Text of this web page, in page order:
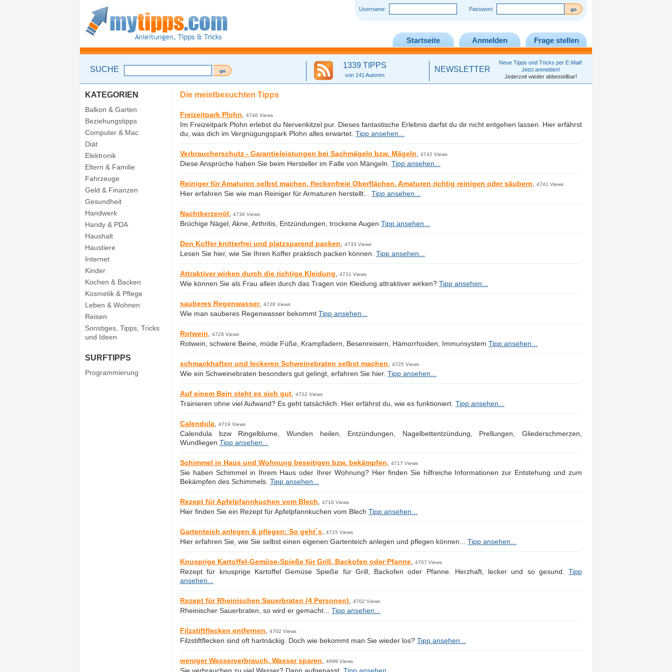
Username: Passwort:
Startseite Anmelden Frage stellen
SUCHE 1339 TIPPS
von 141 Autoren
NEWSLETTER
Neue Tipps und Tricks per E-Mail!
Jetzt anmelden!
Jederzeit wieder abbestellbar!
Die meistbesuchten Tipps
Freizeitpark Plohn 4746 Views
Im Freizeitpark Plohn erlebst du Nervenkitzel pur. Dieses fantastische Erlebnis darfst du dir nicht entgehen lassen. Hier erfährst
du, was dich im Vergnügungspark Plohn alles erwartet. Tipp ansehen...
Verbraucherschutz - Garantieleistungen bei Sachmägeln bzw. Mägeln 4742 Views
Diese Ansprüche haben Sie beim Hersteller im Falle von Mängeln. Tipp ansehen...
Reiniger für Amaturen selbst machen, fleckenfreie Oberflächen, Amaturen richtig reinigen oder säubern 4741 Views
Hier erfahren Sie wie man Reiniger für Armaturen herstellt... Tipp ansehen...
Nachtkerzenöl 4736 Views
Brüchige Nägel, Akne, Arthritis, Entzündungen, trockene Augen Tipp ansehen...
Den Koffer knitterfrei und platzsparend packen 4733 Views
Lesen Sie hier, wie Sie Ihren Koffer praktisch packen können. Tipp ansehen...
Attraktiver wirken durch die richtige Kleidung 4731 Views
Wie können Sie als Frau allein durch das Tragen von Kleidung attraktiver wirken? Tipp ansehen...
sauberes Regenwasser, 4728 Views
Wie man sauberes Regenwasser bekommt Tipp ansehen...
Rotwein 4728 Views
Rotwein, schwere Beine, müde Füße, Krampfadern, Besenreisern, Hämorrhoiden, Immunsystem Tipp ansehen...
schmackhaften und leckeren Schweinebraten selbst machen 4725 Views
Wie ein Schweinebraten besonders gut gelingt, erfahren Sie hier. Tipp ansehen...
Auf einem Bein steht es sich gut 4722 Views
Trainieren ohne viel Aufwand? Es geht tatsächlich. Hier erfährst du, wie es funktioniert. Tipp ansehen...
Calendula 4719 Views
Calendula bzw Ringelblume, Wunden heilen, Entzündungen, Nagelbettentzündung, Prellungen, Gliederschmerzen,
Wundliegen Tipp ansehen...
Schimmel in Haus und Wohnung beseitigen bzw. bekämpfen 4717 Views
Sie haben Schimmel in Ihrem Haus oder Ihrer Wohnung? Hier finden Sie hilfreiche Informationen zur Entstehung und zum
Bekämpfen des Schimmels. Tipp ansehen...
Rezept für Apfelpfannkuchen vom Blech 4716 Views
Hier finden Sie ein Rezept für Apfelpfannkuchen vom Blech Tipp ansehen...
Gartenteich anlegen & pflegen: So geht`s 4715 Views
Hier erfahren Sie, wie Sie selbst einen eigenen Gartenteich anlegen und pflegen können... Tipp ansehen...
Knusprige Kartoffel-Gemüse-Spieße für Grill, Backofen oder Pfanne 4707 Views
Rezept für knusprige Kartoffel Gemüse Spieße für Grill, Backofen oder Pfanne. Herzhaft, lecker und so gesund. Tipp
ansehen...
Rezept für Rheinischen Sauerbraten (4 Personen) 4702 Views
Rheinischer Sauerbraten, so wird er gemacht... Tipp ansehen...
Filzstiftflecken entfernen 4702 Views
Filzstiftflecken sind oft hartnäckig. Doch wie bekommt man Sie wieder los? Tipp ansehen...
weniger Wasserverbrauch, Wasser sparen 4699 Views
KATEGORIEN
Balkon & Garten
Beziehungstipps
Computer & Mac
Diät
Elektronik
Eltern & Familie
Fahrzeuge
Geld & Finanzen
Gesundheit
Handwerk
Handy & PDA
Haushalt
Haustiere
Internet
Kinder
Kochen & Backen
Kosmetik & Pflege
Leben & Wohnen
Reisen
Sonstiges, Tipps, Tricks
und Ideen
SURFTIPPS
Programmierung